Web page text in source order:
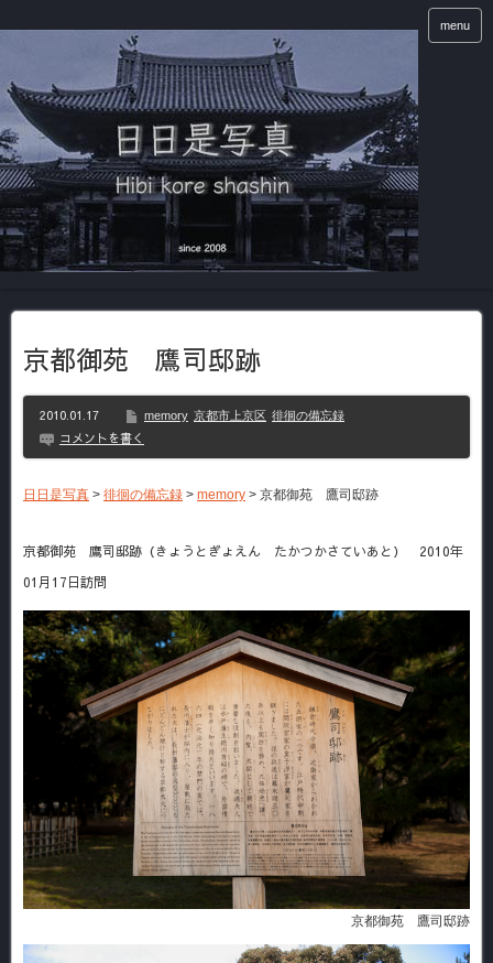
menu
京都御苑 鷹司邸跡
2010.01.17 memory 京都市上京区 徘徊の備忘録
コメントを書く
日日是写真 > 徘徊の備忘録 > memory > 京都御苑 鷹司邸跡
京都御苑 鷹司邸跡（きょうとぎょえん たかつかさていあと） 2010年
01月17日訪問
京都御苑 鷹司邸跡